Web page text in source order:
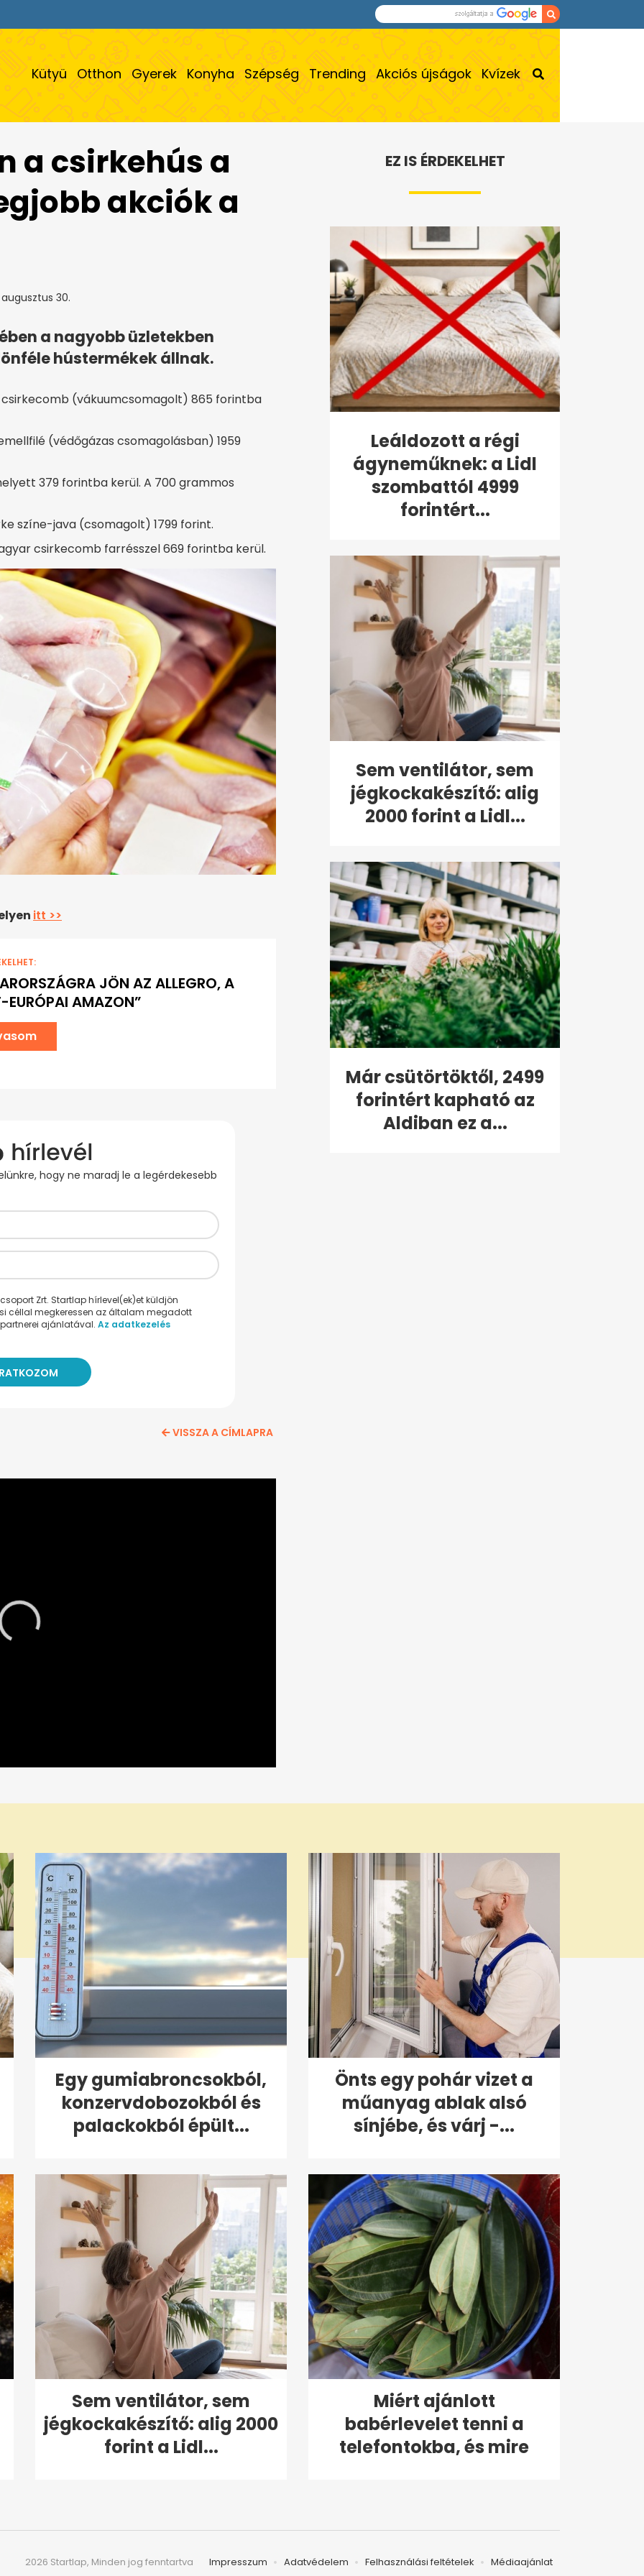
Kütyü Otthon Gyerek Konyha Szépség Trending Akciós újságok Kvízek
a csirkehús a
akciók a
30.
a nagyobb üzletekben
hústermékek állnak.
csirkecomb (vákuumcsomagolt) 865 forintba
(védőgázas csomagolásban) 1959
379 forintba kerül. A 700 grammos
színe-java (csomagolt) 1799 forint.
csirkecomb farrésszel 669 forintba kerül.
itt >>
JÖN AZ ALLEGRO, A
EURÓPAI AMAZON”
hogy ne maradj le a legérdekesebb
Zrt. Startlap hírlevel(ek)et küldjön
céllal megkeressen az általam megadott
ajánlatával. Az adatkezelés
VISSZA A CÍMLAPRA
EZ IS ÉRDEKELHET
Leáldozott a régi
ágyneműknek: a Lidl
szombattól 4999
forintért...
Sem ventilátor, sem
jégkockakészítő: alig
2000 forint a Lidl...
Már csütörtöktől, 2499
forintért kapható az
Aldiban ez a...
Egy gumiabroncsokból,
konzervdobozokból és
palackokból épült...
Önts egy pohár vizet a
műanyag ablak alsó
sínjébe, és várj -...
Sem ventilátor, sem
jégkockakészítő: alig 2000
forint a Lidl...
Miért ajánlott
babérlevelet tenni a
telefontokba, és mire
Impresszum Adatvédelem Felhasználási feltételek Médiaajánlat
2026 Startlap, Minden jog fenntartva